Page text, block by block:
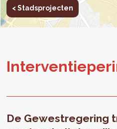
< Stadsprojecten
De Gewestregering